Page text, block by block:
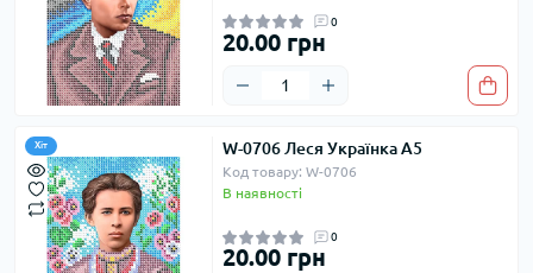
0
20.00 грн
Хіт W-0706 Леся Українка А5
Код товару: W-0706
В наявності
0
20.00 грн